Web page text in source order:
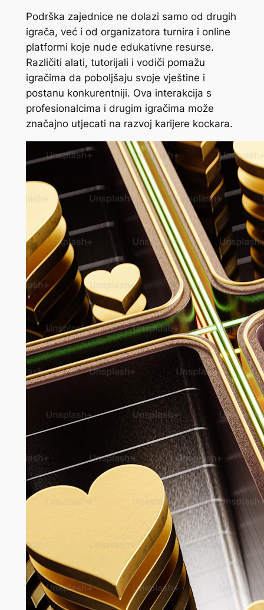
Podrška zajednice ne dolazi samo od drugih
igrača, već i od organizatora turnira i online
platformi koje nude edukativne resurse.
Različiti alati, tutorijali i vodiči pomažu
igračima da poboljšaju svoje vještine i
postanu konkurentniji. Ova interakcija s
profesionalcima i drugim igračima može
značajno utjecati na razvoj karijere kockara.